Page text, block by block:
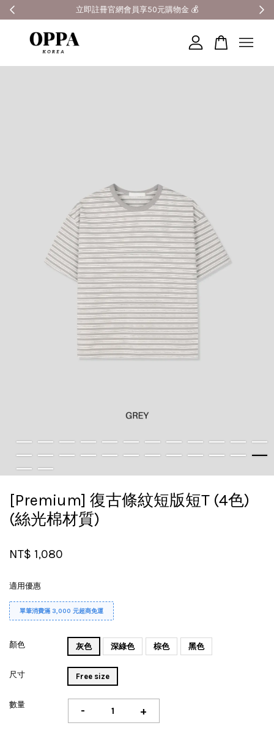
全館滿3000元超商免運 🚚
[Premium] 復古條紋短版短T (4色)
(絲光棉材質)
NT$ 1,080
適用優惠
單筆消費滿 3,000 元超商免運
顏色 灰色 深綠色 棕色 黑色
尺寸 Free size
數量 - +
您的購物車目前還是空的。